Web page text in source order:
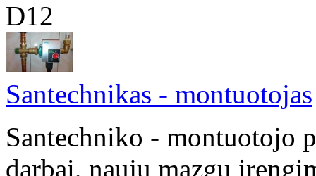
D12
Santechnikas - montuotojas
Santechniko - montuotojo
darbai, naujų mazgų